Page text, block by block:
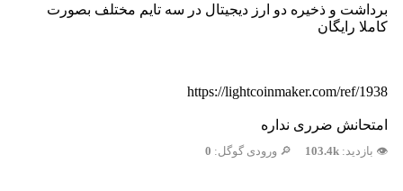
برداشت و ذخیره دو ارز دیجیتال در سه تایم مختلف بصورت
کاملا رایگان
https://lightcoinmaker.com/ref/1938
امتحانش ضرری نداره
👁️ بازدید: 103.4k 🔎 ورودی گوگل: 0